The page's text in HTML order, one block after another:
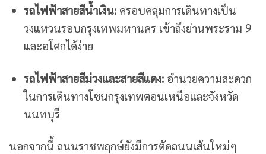
รถไฟฟ้าสายสีน้ำเงิน:ครอบคลุมการเดินทางเป็น
วงแหวนรอบกรุงเทพมหานคร เข้าถึงย่านพระราม 9
และอโศกได้ง่าย
รถไฟฟ้าสายสีม่วงและสายสีแดง:อำนวยความสะดวก
ในการเดินทางโซนกรุงเทพตอนเหนือและจังหวัด
นนทบุรี
นอกจากนี้ ถนนราชพฤกษ์ยังมีการตัดถนนเส้นใหม่ๆ